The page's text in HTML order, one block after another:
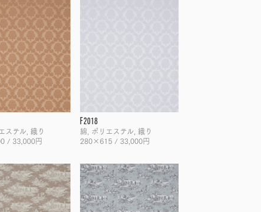
ステル, 織り
/ 33,000円
F2018
綿, ポリエステル, 織り
280×615 / 33,000円